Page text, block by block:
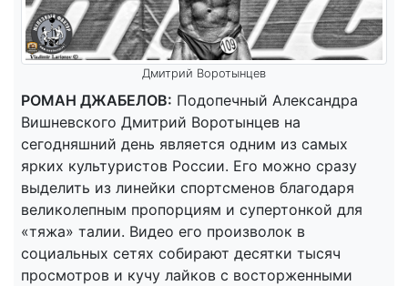
Дмитрий Воротынцев
РОМАН ДЖАБЕЛОВ: Подопечный Александра
Вишневского Дмитрий Воротынцев на
сегодняшний день является одним из самых
ярких культуристов России. Его можно сразу
выделить из линейки спортсменов благодаря
великолепным пропорциям и супертонкой для
«тяжа» талии. Видео его произволок в
социальных сетях собирают десятки тысяч
просмотров и кучу лайков с восторженными